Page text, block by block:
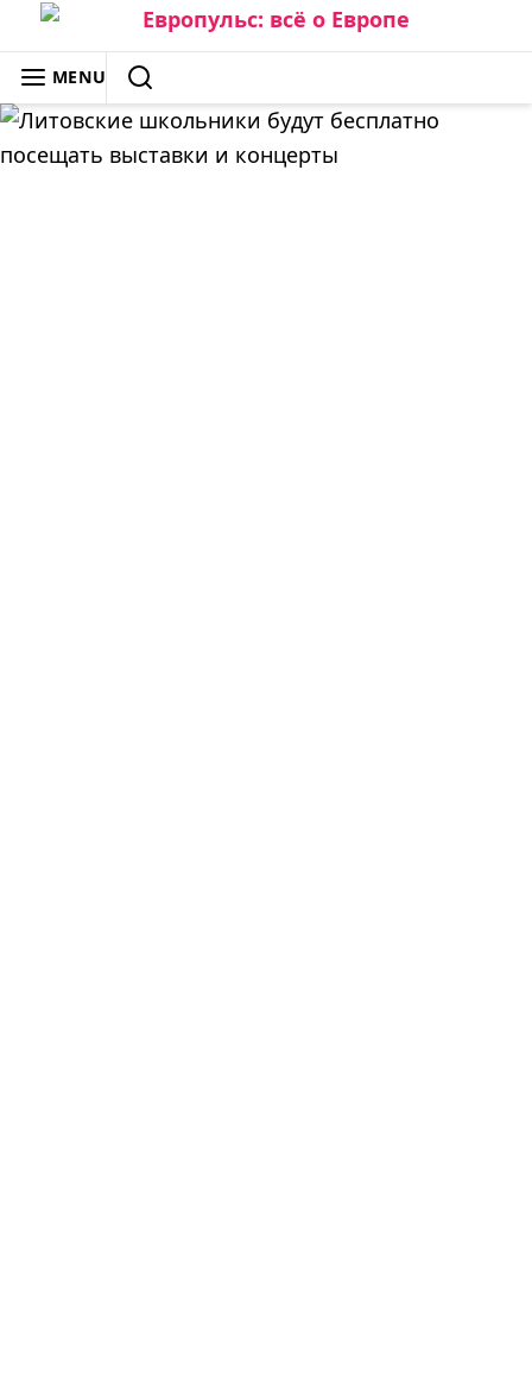
Skip
to
content
ЕВРОПУЛЬС: ВСЁ О ЕВРОПЕ
MENU
SEARCH